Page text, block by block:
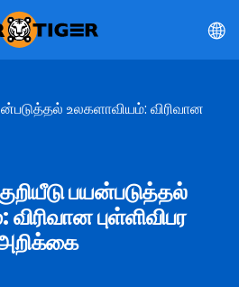
உலகளாவியம்: விரிவான
பயன்படுத்தல்
புள்ளிவிபர